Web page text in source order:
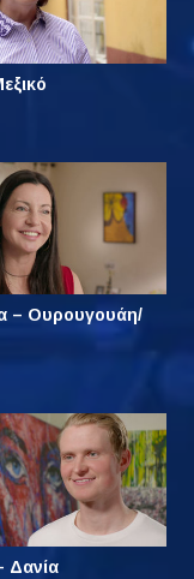
– Ουρουγουάη/
Δανία